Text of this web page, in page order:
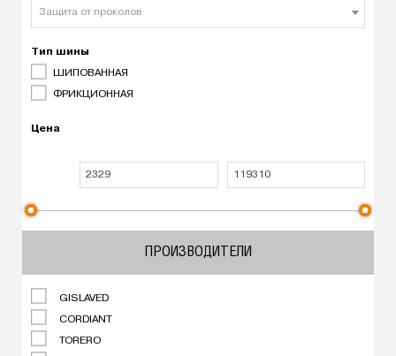
Защита от проколов
Тип шины
ШИПОВАННАЯ
ФРИКЦИОННАЯ
Цена
ПРОИЗВОДИТЕЛИ
GISLAVED
CORDIANT
TORERO